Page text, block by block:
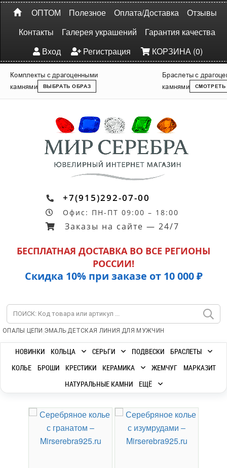
ОПТОМ Полезное Оплата/Доставка
Отзывы
Контакты
Галерея украшений
Гарантия качества
Вход
Регистрация КОРЗИНА (0)
Комплекты с драгоценными
камнями
ВЫБРАТЬ ОБРАЗ
Браслеты с
камнями
СМОТРЕТЬ
+7(915)292-07-00
Офис: ПН-ПТ 09:00 – 18:00
Заказы на сайте — 24/7
БЕСПЛАТНАЯ ДОСТАВКА ВО ВСЕ РЕГИОНЫ
РОССИИ!
Скидка 10% при заказе от 10 000 ₽
ОПАЛЫ | ЦЕПИ |ЭМАЛЬ|ДЕТСКАЯ ЛИНИЯ |ДЛЯ МУЖЧИН
НОВИНКИ КОЛЬЦА СЕРЬГИ ПОДВЕСКИ
БРАСЛЕТЫ
КОЛЬЕ
БРОШИ КРЕСТИКИ КЕРАМИКА ЖЕМЧУГ
МАРКАЗИТ
НАТУРАЛЬНЫЕ КАМНИ
ЕЩЁ